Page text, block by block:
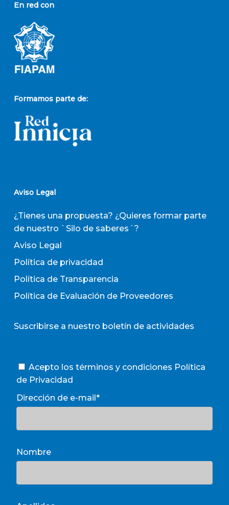
En red con
Formamos parte de:
Aviso Legal
¿Tienes una propuesta? ¿Quieres formar parte
de nuestro `Silo de saberes´?
Aviso Legal
Política de privacidad
Política de Transparencia
Política de Evaluación de Proveedores
Suscribirse a nuestro boletín de actividades
Acepto los términos y condiciones Política
de Privacidad
Dirección de e-mail*
Nombre